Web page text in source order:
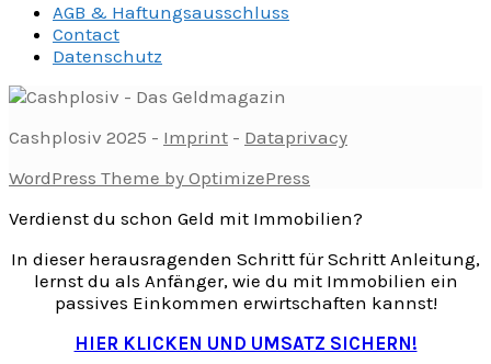
AGB & Haftungsausschluss
Contact
Datenschutz
Cashplosiv 2025 - Imprint - Dataprivacy
WordPress Theme by OptimizePress
Verdienst du schon Geld mit Immobilien?
In dieser herausragenden Schritt für Schritt Anleitung,
lernst du als Anfänger, wie du mit Immobilien ein
passives Einkommen erwirtschaften kannst!
HIER KLICKEN UND UMSATZ SICHERN!